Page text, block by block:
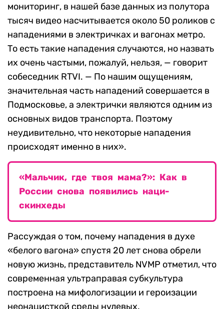
мониторинг, в нашей базе данных из полутора
тысяч видео насчитывается около 50 роликов с
нападениями в электричках и вагонах метро.
То есть такие нападения случаются, но назвать
их очень частыми, пожалуй, нельзя, — говорит
собеседник RTVI. — По нашим ощущениям,
значительная часть нападений совершается в
Подмосковье, а электрички являются одним из
основных видов транспорта. Поэтому
неудивительно, что некоторые нападения
происходят именно в них».
«Мальчик, где твоя мама?»: Как в
России снова появились наци-
скинхеды
Рассуждая о том, почему нападения в духе
«белого вагона» спустя 20 лет снова обрели
новую жизнь, представитель NVMP отметил, что
современная ультраправая субкультура
построена на мифологизации и героизации
неонацисткой среды нулевых.